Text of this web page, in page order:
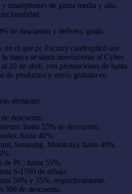
smartphones de gama media y alta,
de descuento y delivery gratis
en el que pc Factory cuadruplicó sus
marca se suma nuevamente al Cyber
10 de abril, con promociones de hasta
de productos y envío gratuito en
destacan:
descuento.
hasta 55% de descuento.
hasta 40%.
Samsung, Motorola): hasta 40%.
de PC: hasta 55%.
S/1700 de rebaja.
50% y 35%, respectivamente.
300 de descuento.